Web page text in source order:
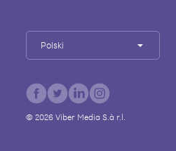
Polski
© 2026Viber Media S.à r.l.